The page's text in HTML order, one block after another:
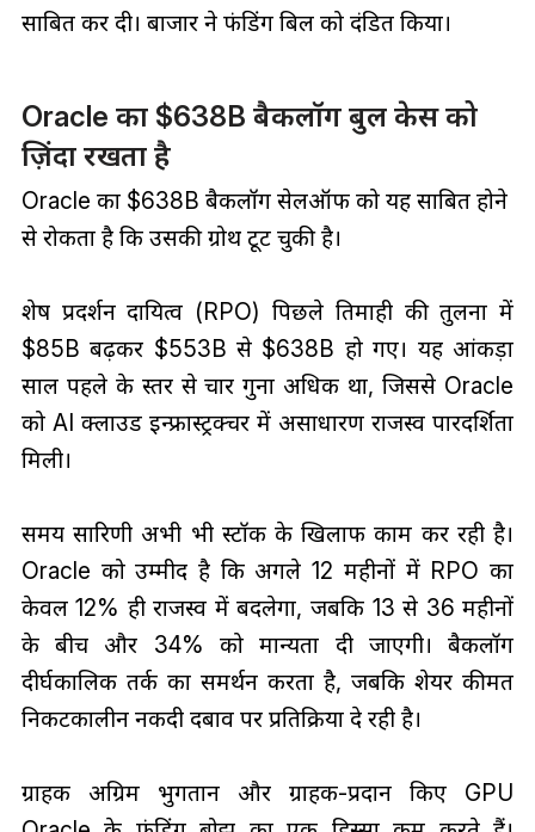
साबित कर दी। बाजार ने फंडिंग बिल को दंडित किया।
Oracle का $638B बैकलॉग बुल केस को
ज़िंदा रखता है
Oracle का $638B बैकलॉग सेलऑफ को यह साबित होने
से रोकता है कि उसकी ग्रोथ टूट चुकी है।
शेष प्रदर्शन दायित्व (RPO) पिछले तिमाही की तुलना में
$85B बढ़कर $553B से $638B हो गए। यह आंकड़ा
साल पहले के स्तर से चार गुना अधिक था, जिससे Oracle
को AI क्लाउड इन्फ्रास्ट्रक्चर में असाधारण राजस्व पारदर्शिता
मिली।
समय सारिणी अभी भी स्टॉक के खिलाफ काम कर रही है।
Oracle को उम्मीद है कि अगले 12 महीनों में RPO का
केवल 12% ही राजस्व में बदलेगा, जबकि 13 से 36 महीनों
के बीच और 34% को मान्यता दी जाएगी। बैकलॉग
दीर्घकालिक तर्क का समर्थन करता है, जबकि शेयर कीमत
निकटकालीन नकदी दबाव पर प्रतिक्रिया दे रही है।
ग्राहक अग्रिम भुगतान और ग्राहक-प्रदान किए GPU